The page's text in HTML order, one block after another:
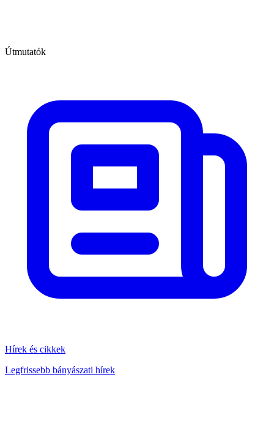
Útmutatók
Hírek és cikkek
Legfrissebb bányászati hírek